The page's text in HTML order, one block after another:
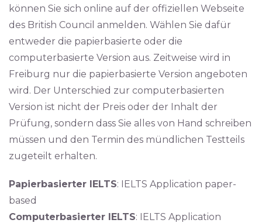
können Sie sich online auf der offiziellen Webseite
des British Council anmelden. Wählen Sie dafür
entweder die papierbasierte oder die
computerbasierte Version aus. Zeitweise wird in
Freiburg nur die papierbasierte Version angeboten
wird. Der Unterschied zur computerbasierten
Version ist nicht der Preis oder der Inhalt der
Prüfung, sondern dass Sie alles von Hand schreiben
müssen und den Termin des mündlichen Testteils
zugeteilt erhalten.
Papierbasierter IELTS: IELTS Application paper-
based
Computerbasierter IELTS: IELTS Application